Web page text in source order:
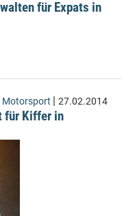
für Expats in
Motorsport | 27.02.2014
für Kiffer in